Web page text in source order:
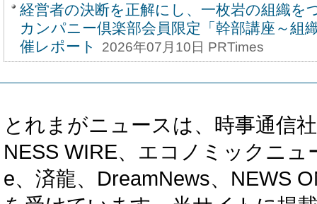
経営者の決断を正解にし、一枚岩の組織を
カンパニー倶楽部会員限定「幹部講座～組
催レポート
2026年07月10日 PRTimes
とれまがニュースは、時事通信
NESS WIRE、エコノミックニ
e、済龍、DreamNews、NEWS